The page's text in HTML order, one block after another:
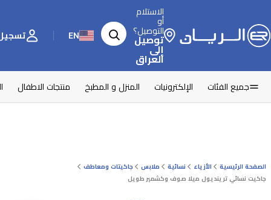
الاستلام
أو
التوصيل؟
توصيل
إلى
العراق
EN تسجيل
جميع الفئات الإلكترونيات المنزل و المطبخ منتجات الاطفال
الصفحة الرئيسية الأزياء نسائية ملابس
جاكيتات ومعاطف
جاكيت نسائي ترينديول ميلا صوف وكشمير طويل